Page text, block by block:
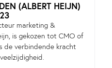
(ALBERT HEIJN)
marketing &
is gekozen tot CMO of
de verbindende kracht